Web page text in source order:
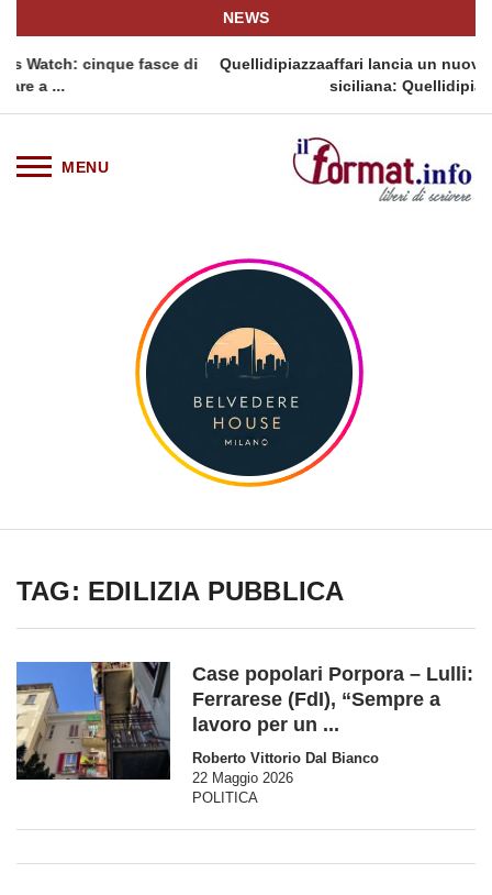
NEWS
fasce di
Quellidipiazzaaffari lancia un nuovo appuntamento
siciliana: Quellidipiazzatrinità
TAG: EDILIZIA PUBBLICA
Case popolari Porpora – Lulli:
Ferrarese (FdI), “Sempre a
lavoro per un ...
Roberto Vittorio Dal Bianco
22 Maggio 2026
POLITICA